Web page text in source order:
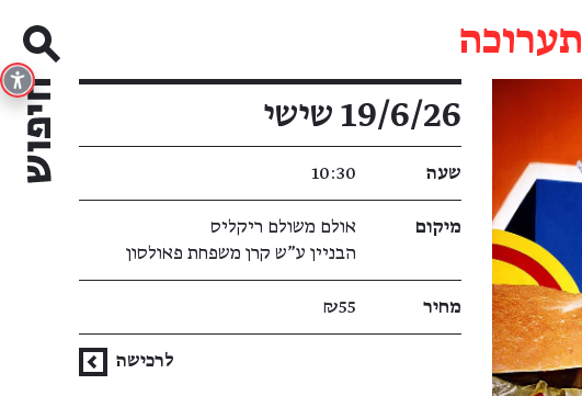
פרטי האירוע
19/6/26 שישי
שעה 10:30
מיקום
אולם משולם ריקליס
הבניין ע"ש קרן משפחת פאולסון
מחיר ₪55
לרכישה